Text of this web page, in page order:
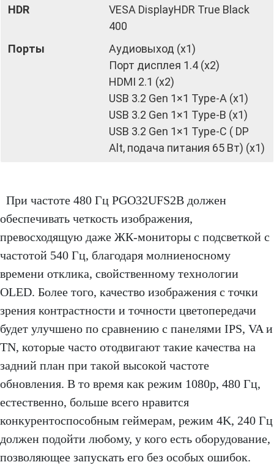
HDR
VESA DisplayHDR True Black
400
Порты
Аудиовыход (x1)
Порт дисплея 1.4 (x2)
HDMI 2.1 (x2)
USB 3.2 Gen 1×1 Type-A (x1)
USB 3.2 Gen 1×1 Type-B (x1)
USB 3.2 Gen 1×1 Type-C ( DP
Alt, подача питания 65 Вт) (x1)
При частоте 480 Гц PGO32UFS2B должен
обеспечивать четкость изображения,
превосходящую даже ЖК-мониторы с подсветкой с
частотой 540 Гц, благодаря молниеносному
времени отклика, свойственному технологии
OLED. Более того, качество изображения с точки
зрения контрастности и точности цветопередачи
будет улучшено по сравнению с панелями IPS, VA и
TN, которые часто отодвигают такие качества на
задний план при такой высокой частоте
обновления. В то время как режим 1080p, 480 Гц,
естественно, больше всего нравится
конкурентоспособным геймерам, режим 4K, 240 Гц
должен подойти любому, у кого есть оборудование,
позволяющее запускать его без особых ошибок.